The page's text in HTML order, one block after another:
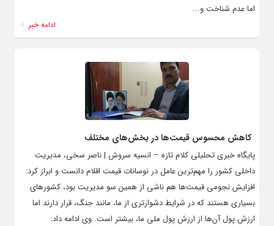
اما عدم شناخت و...
ادامه خبر
کاهش محسوس قیمت‌ها در بخش‌های مختلف
پایگاه خبری تحلیلی کلام تازه – انسیه سروش | ناصر سخی، مدیریت
داخلی کشور را مهم‌ترین عامل در نوسانات قیمت اقلام دانست و ابراز کرد:
افزایش نجومی قیمت‌ها هم ناشی از همین سو مدیریت بود، کشورهای
بسیاری هستند که در شرایط دشوارتری از ما، مانند جنگ، قرار دارند اما
ارزش پول آن‌ها از ارزش پول ملی ما، بیشتر است. وی ادامه داد: